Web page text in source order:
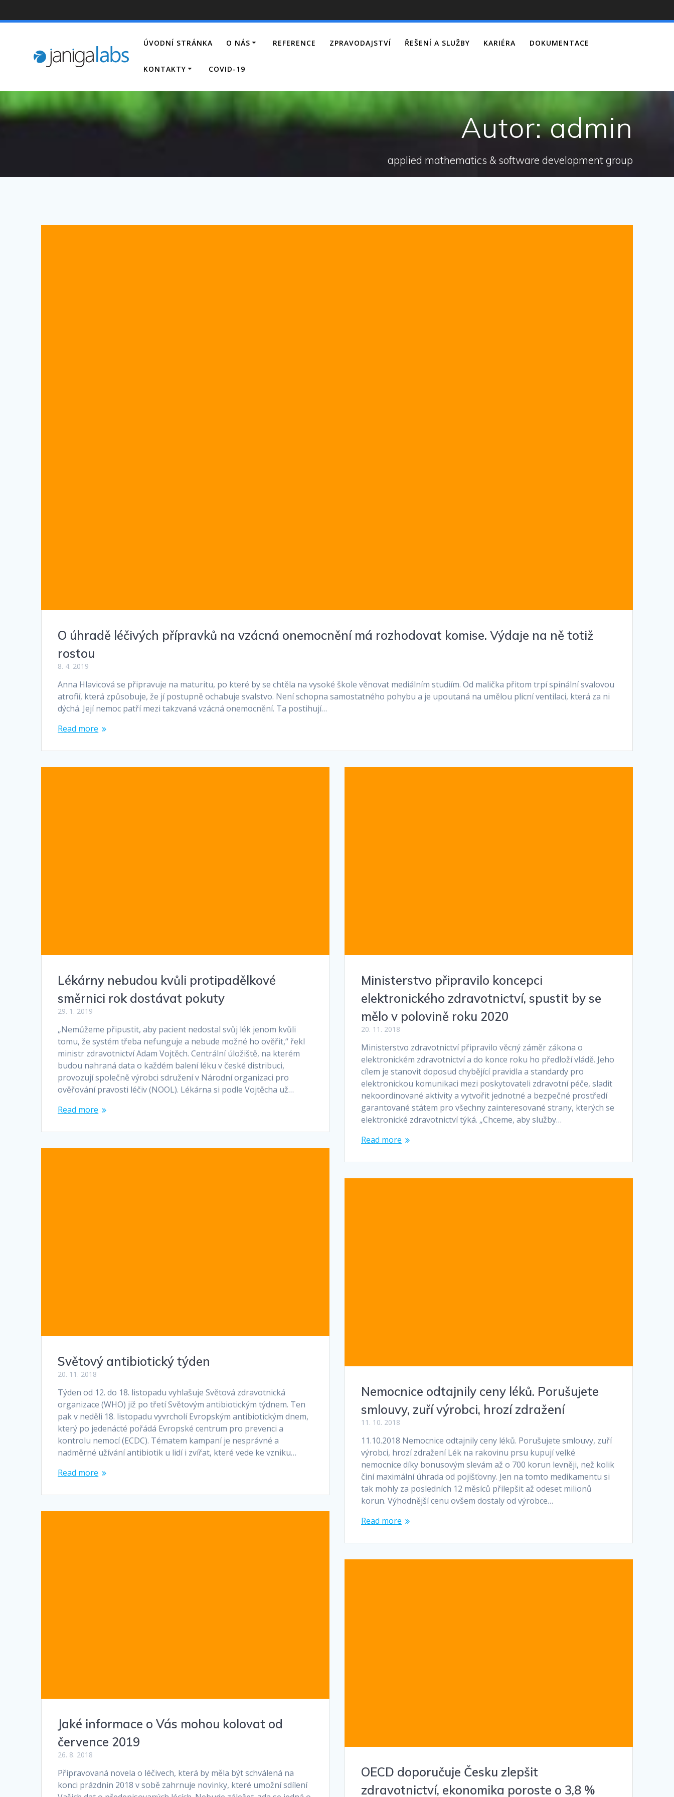
to
ÚVODNÍ STRÁNKA O NÁS REFERENCE ZPRAVODAJSTVÍ ŘEŠENÍ A SLUŽBY KARIÉRA DOKUMENTACE
KONTAKTY COVID-19
Autor:admin
applied mathematics & software development group
O úhradě léčivých přípravků na vzácná onemocnění má rozhodovat komise. Výdaje na ně totiž
rostou
8. 4. 2019
Anna Hlavicová se připravuje na maturitu, po které by se chtěla na vysoké škole věnovat mediálním studiím. Od malička přitom trpí spinální svalovou
atrofií, která způsobuje, že jí postupně ochabuje svalstvo. Není schopna samostatného pohybu a je upoutaná na umělou plicní ventilaci, která za ni
dýchá. Její nemoc patří mezi takzvaná vzácná onemocnění. Ta postihují…
Read more
Lékárny nebudou kvůli protipadělkové
směrnici rok dostávat pokuty
29. 1. 2019
„Nemůžeme připustit, aby pacient nedostal svůj lék jenom kvůli
tomu, že systém třeba nefunguje a nebude možné ho ověřit,“ řekl
ministr zdravotnictví Adam Vojtěch. Centrální úložiště, na kterém
budou nahraná data o každém balení léku v české distribuci,
provozují společně výrobci sdružení v Národní organizaci pro
ověřování pravosti léčiv (NOOL). Lékárna si podle Vojtěcha už…
Read more
Ministerstvo připravilo koncepci
elektronického zdravotnictví, spustit by se
mělo v polovině roku 2020
20. 11. 2018
Ministerstvo zdravotnictví připravilo věcný záměr zákona o
elektronickém zdravotnictví a do konce roku ho předloží vládě. Jeho
cílem je stanovit doposud chybějící pravidla a standardy pro
elektronickou komunikaci mezi poskytovateli zdravotní péče, sladit
nekoordinované aktivity a vytvořit jednotné a bezpečné prostředí
garantované státem pro všechny zainteresované strany, kterých se
elektronické zdravotnictví týká. „Chceme, aby služby…
Read more
Světový antibiotický týden
20. 11. 2018
Týden od 12. do 18. listopadu vyhlašuje Světová zdravotnická
organizace (WHO) již po třetí Světovým antibiotickým týdnem. Ten
pak v neděli 18. listopadu vyvrcholí Evropským antibiotickým dnem,
který po jedenácté pořádá Evropské centrum pro prevenci a
kontrolu nemocí (ECDC). Tématem kampaní je nesprávné a
nadměrné užívání antibiotik u lidí i zvířat, které vede ke vzniku…
Read more
Nemocnice odtajnily ceny léků. Porušujete
smlouvy, zuří výrobci, hrozí zdražení
11. 10. 2018
11.10.2018 Nemocnice odtajnily ceny léků. Porušujete smlouvy, zuří
výrobci, hrozí zdražení Lék na rakovinu prsu kupují velké
nemocnice díky bonusovým slevám až o 700 korun levněji, než kolik
činí maximální úhrada od pojišťovny. Jen na tomto medikamentu si
tak mohly za posledních 12 měsíců přilepšit až o­deset milionů
korun. Výhodnější cenu ovšem dostaly od výrobce…
Read more
Jaké informace o Vás mohou kolovat od
července 2019
26. 8. 2018
Připravovaná novela o léčivech, která by měla být schválená na
konci prázdnin 2018 v sobě zahrnuje novinky, které umožní sdílení
OECD doporučuje Česku zlepšit
zdravotnictví, ekonomika poroste o 3,8 %